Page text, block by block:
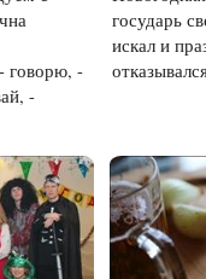
говорю, -
-
государь
искал и